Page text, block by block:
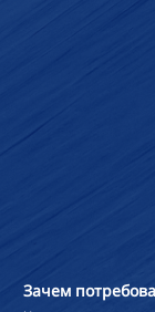
Зачем